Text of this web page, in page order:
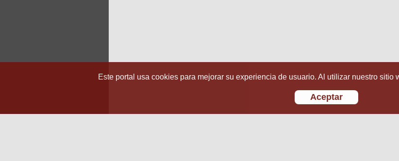
Este portal usa cookies para mejorar su experiencia de usuario. Al utilizar nuestro sitio
Aceptar